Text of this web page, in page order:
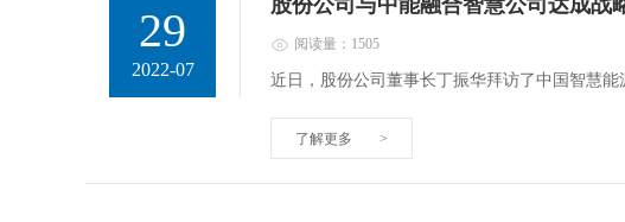
29
2022-07
股份公司与中能融合智慧公司达成战
阅读量：1505
近日，股份公司董事长丁振华拜访了中国智慧
了解更多 >